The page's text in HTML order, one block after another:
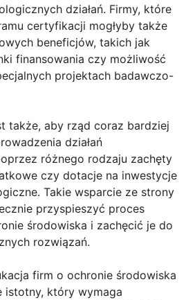
działań. Firmy, które
certyfikacji mogłyby także
beneficjów, takich jak
finansowania czy możliwość
projektach badawczo-
także, aby rząd coraz bardziej
działań
różnego rodzaju zachęty
czy dotacje na inwestycje
Takie wsparcie ze strony
przyspieszyć proces
środowiska i zachęcić je do
rozwiązań.
firm o ochronie środowiska
istotny, który wymaga